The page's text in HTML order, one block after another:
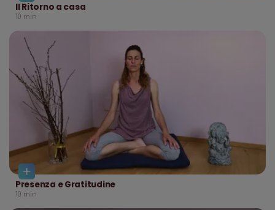
Il Ritorno a casa
10 min
Presenza e Gratitudine
10 min